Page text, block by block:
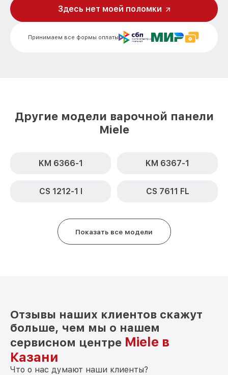
от 1900₽
Принимаем все формы оплаты
Здесь нет моей поломки
Другие модели варочной панели
Miele
KM 6366-1 KM 6367-1
CS 1212-1 I CS 7611 FL
Показать все модели
Отзывы наших клиентов скажут
больше, чем мы о нашем
сервисном центре Miele в
Казани
Что о нас думают наши клиенты?